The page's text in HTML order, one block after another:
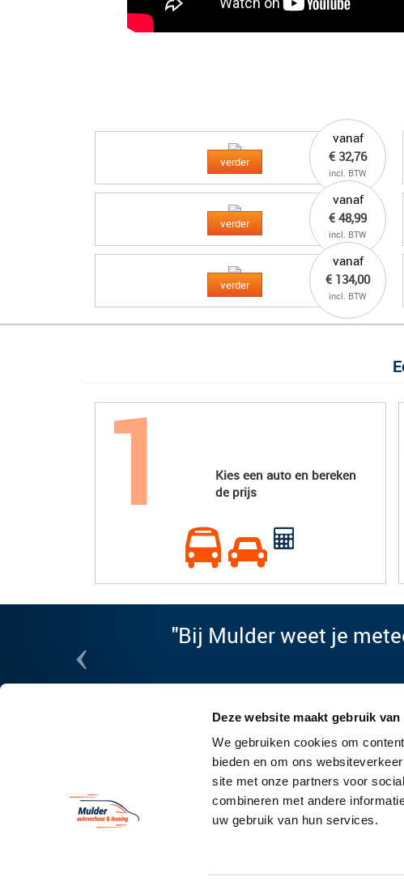
Deze website maakt gebruik van
We gebruiken cookies om
bieden en om ons
site met onze partners voor
combineren met andere
uw gebruik van hun services.
vanaf
€ 32,76
incl. BTW
verder
vanaf
€ 48,99
incl. BTW
verder
vanaf
€ 134,00
incl. BTW
verder
Kies een auto en bereken
de prijs
"Bij Mulder weet je
‹
vestiging alkmaar
Mulder autoverhuur & leasing B.V.